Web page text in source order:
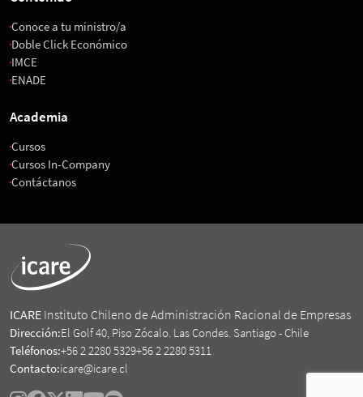
Conoce a tu ministro/a
Doble Click Económico
IMCE
ENADE
Academia
Cursos
Cursos In-Company
Contáctanos
ICARE Instituto Chileno de Administración Racional de Empresas
Dirección:El Golf 40, Piso Zócalo. Las Condes. Santiago - Chile
Teléfonos:+56 2 2280 5329+56 2 2280 5311
Contacto:icare@icare.cl